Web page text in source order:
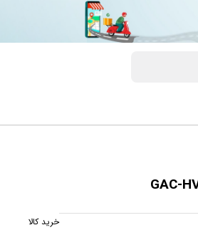
خرید کالا